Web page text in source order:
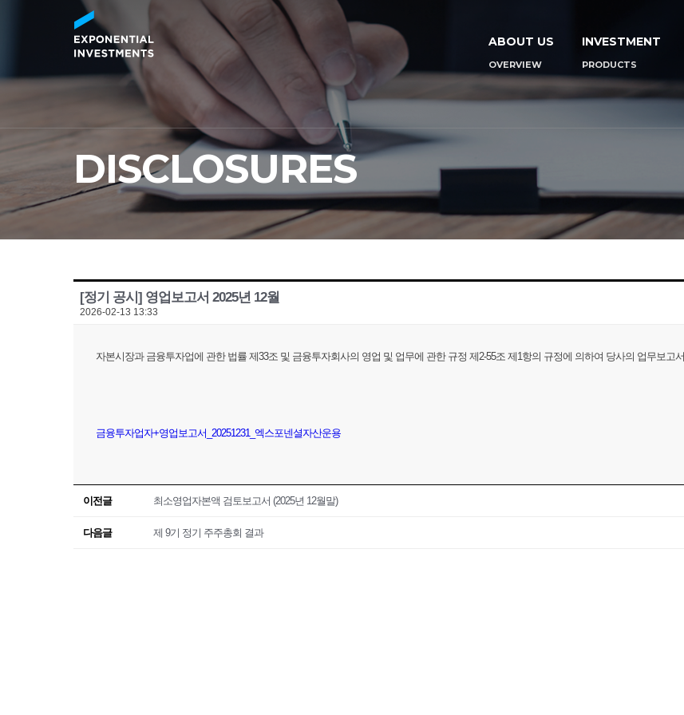
ABOUT US
OVERVIEW
INVESTMENT
PRODUCTS
DISCLOSURES
[정기 공시] 영업보고서 2025년 12월
2026-02-13 13:33
자본시장과 금융투자업에 관한 법률 제33조 및 금융투자회사의 영업 및 업무에 관한 규정 제2-55조 제1항의 규정에 의하여 당사의 업무보고
금융투자업자+영업보고서_20251231_엑스포넨셜자산운용
이전글 최소영업자본액 검토보고서 (2025년 12월말)
다음글 제 9기 정기 주주총회 결과